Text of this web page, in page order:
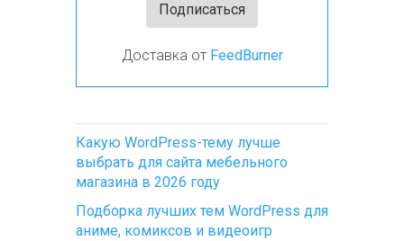
Доставка от FeedBurner
Какую WordPress-тему лучше
выбрать для сайта мебельного
магазина в 2026 году
Подборка лучших тем WordPress для
аниме, комиксов и видеоигр